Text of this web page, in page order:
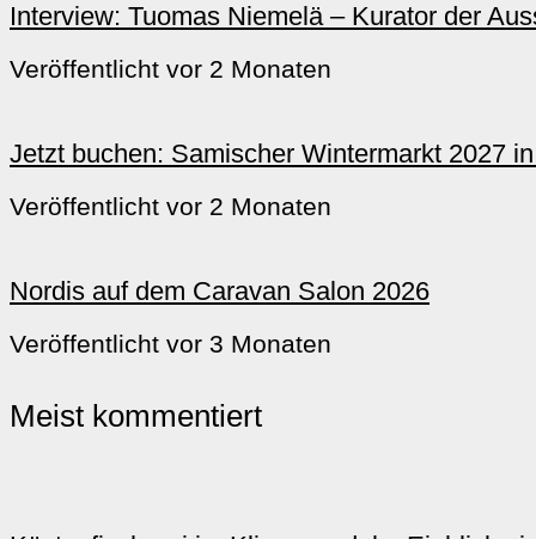
Interview: Tuomas Niemelä – Kurator der
Veröffentlicht vor 2 Monaten
Jetzt buchen: Samischer Wintermarkt 2027
Veröffentlicht vor 2 Monaten
Nordis auf dem Caravan Salon 2026
Veröffentlicht vor 3 Monaten
Meist kommentiert